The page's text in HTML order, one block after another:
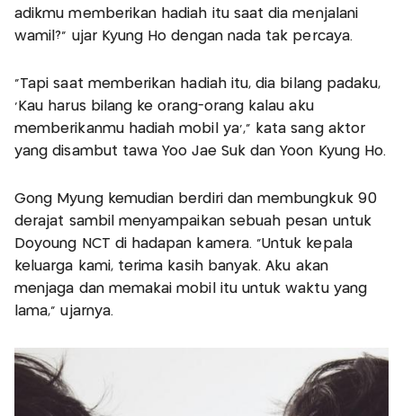
adikmu memberikan hadiah itu saat dia menjalani
wamil?” ujar Kyung Ho dengan nada tak percaya.
“Tapi saat memberikan hadiah itu, dia bilang padaku,
‘Kau harus bilang ke orang-orang kalau aku
memberikanmu hadiah mobil ya’,” kata sang aktor
yang disambut tawa Yoo Jae Suk dan Yoon Kyung Ho.
Gong Myung kemudian berdiri dan membungkuk 90
derajat sambil menyampaikan sebuah pesan untuk
Doyoung NCT di hadapan kamera. “Untuk kepala
keluarga kami, terima kasih banyak. Aku akan
menjaga dan memakai mobil itu untuk waktu yang
lama,” ujarnya.